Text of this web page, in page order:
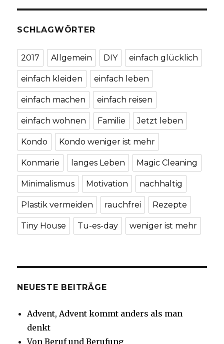
SCHLAGWÖRTER
2017 Allgemein DIY einfach glücklich
einfach kleiden einfach leben
einfach machen einfach reisen
einfach wohnen Familie Jetzt leben
Kondo Kondo weniger ist mehr
Konmarie langes Leben Magic Cleaning
Minimalismus Motivation nachhaltig
Plastik vermeiden rauchfrei Rezepte
Tiny House Tu-es-day weniger ist mehr
NEUESTE BEITRÄGE
Advent, Advent kommt anders als man
denkt
Von Beruf und Berufung